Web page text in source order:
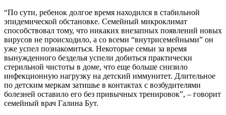
“По сути, ребенок долгое время находился в стабильной
эпидемической обстановке. Семейный микроклимат
способствовал тому, что никаких внезапных появлений новых
вирусов не происходило, а со всеми “внутрисемейными” он
уже успел познакомиться. Некоторые семьи за время
вынужденного безделья успели добиться практически
стерильной чистоты в доме, что еще больше снизило
инфекционную нагрузку на детский иммунитет. Длительное
по детским меркам затишье в контактах с возбудителями
болезней оставило его без привычных тренировок”, – говорит
семейный врач Галина Бут.